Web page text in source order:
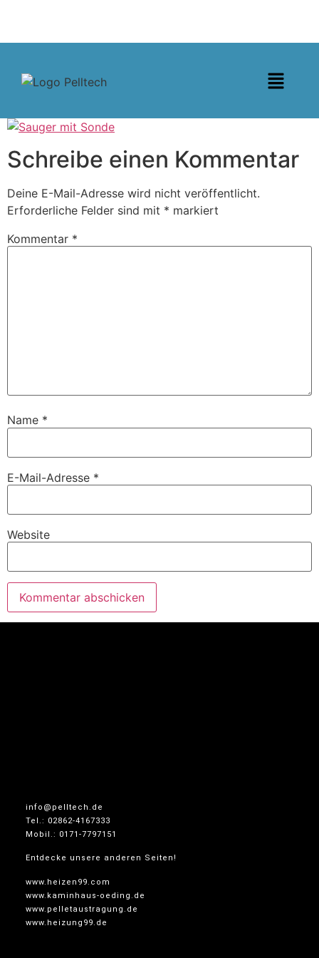
Schreibe einen Kommentar
Deine E-Mail-Adresse wird nicht veröffentlicht.
Erforderliche Felder sind mit * markiert
Kommentar *
Name *
E-Mail-Adresse *
Website
info@pelltech.de
Tel.: 02862-4167333
Mobil.: 0171-7797151
Entdecke unsere anderen Seiten!
www.heizen99.com
www.kaminhaus-oeding.de
www.pelletaustragung.de
www.heizung99.de